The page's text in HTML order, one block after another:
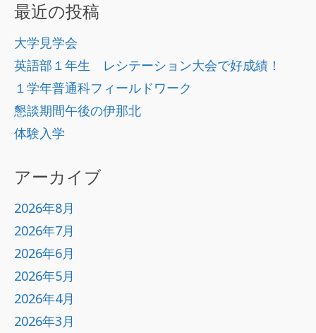
最近の投稿
大学見学会
英語部１年生 レシテーション大会で好成績！
１学年普通科フィールドワーク
懇談期間午後の伊那北
体験入学
アーカイブ
2026年8月
2026年7月
2026年6月
2026年5月
2026年4月
2026年3月